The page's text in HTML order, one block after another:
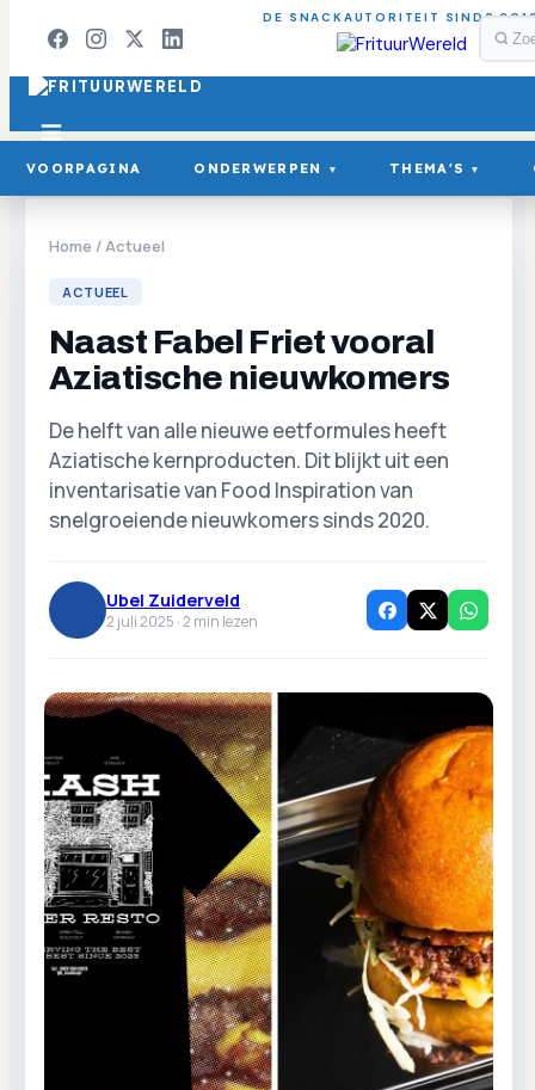
DE SNACKAUTORITEIT SINDS
VOORPAGINA ONDERWERPEN ▾ THEMA'S ▾
Home /Actueel
ACTUEEL
Naast Fabel Friet vooral
Aziatische nieuwkomers
De helft van alle nieuwe eetformules heeft
Aziatische kernproducten. Dit blijkt uit een
inventarisatie van Food Inspiration van
snelgroeiende nieuwkomers sinds 2020.
Ubel Zuiderveld
2 juli 2025 ·2 min lezen